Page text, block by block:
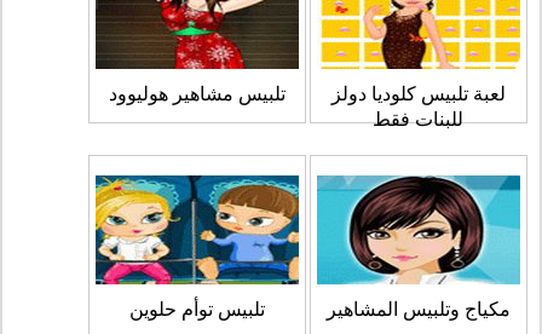
لعبة تلبيس كلوديا دولز
للبنات فقط
تلبيس مشاهير هوليوود
مكياج وتلبيس المشاهير تلبيس توأم حلوين